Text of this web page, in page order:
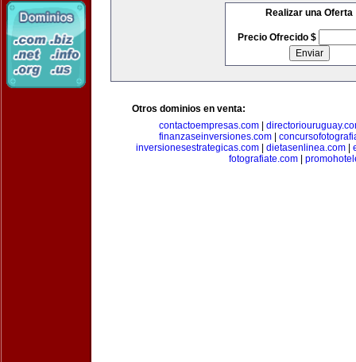
Realizar una Oferta
Precio Ofrecido $
Otros dominios en venta:
contactoempresas.com
finanzaseinversiones.com
inversionesestrategicas.com| dietasenlinea.com|
fotografiate.com|